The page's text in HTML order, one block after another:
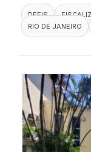
DEFIS
RIO DE JANEIRO